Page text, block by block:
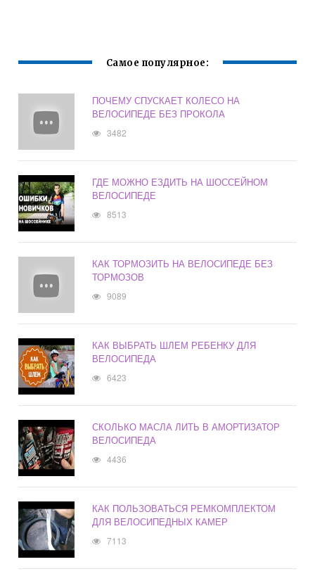
Самое популярное:
ПОЧЕМУ СПУСКАЕТ КОЛЕСО НА
ВЕЛОСИПЕДЕ БЕЗ ПРОКОЛА
3482
ГДЕ МОЖНО ЕЗДИТЬ НА ШОССЕЙНОМ
ВЕЛОСИПЕДЕ
8513
КАК ТОРМОЗИТЬ НА ВЕЛОСИПЕДЕ БЕЗ
ТОРМОЗОВ
9089
КАК ВЫБРАТЬ ШЛЕМ РЕБЕНКУ ДЛЯ
ВЕЛОСИПЕДА
6423
СКОЛЬКО МАСЛА ЛИТЬ В АМОРТИЗАТОР
ВЕЛОСИПЕДА
4436
КАК ПОЛЬЗОВАТЬСЯ РЕМКОМПЛЕКТОМ
ДЛЯ ВЕЛОСИПЕДНЫХ КАМЕР
7113